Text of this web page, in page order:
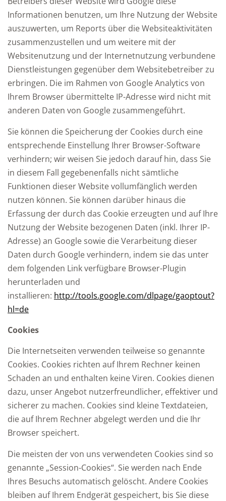
Informationen benutzen, um Ihre Nutzung der Website
auszuwerten, um Reports über die Websiteaktivitäten
zusammenzustellen und um weitere mit der
Websitenutzung und der Internetnutzung verbundene
Dienstleistungen gegenüber dem Websitebetreiber zu
erbringen. Die im Rahmen von Google Analytics von
Ihrem Browser übermittelte IP-Adresse wird nicht mit
anderen Daten von Google zusammengeführt.
Sie können die Speicherung der Cookies durch eine
entsprechende Einstellung Ihrer Browser-Software
verhindern; wir weisen Sie jedoch darauf hin, dass Sie
in diesem Fall gegebenenfalls nicht sämtliche
Funktionen dieser Website vollumfänglich werden
nutzen können. Sie können darüber hinaus die
Erfassung der durch das Cookie erzeugten und auf Ihre
Nutzung der Website bezogenen Daten (inkl. Ihrer IP-
Adresse) an Google sowie die Verarbeitung dieser
Daten durch Google verhindern, indem sie das unter
dem folgenden Link verfügbare Browser-Plugin
herunterladen und
installieren: http://tools.google.com/dlpage/gaoptout?
hl=de
Cookies
Die Internetseiten verwenden teilweise so genannte
Cookies. Cookies richten auf Ihrem Rechner keinen
Schaden an und enthalten keine Viren. Cookies dienen
dazu, unser Angebot nutzerfreundlicher, effektiver und
sicherer zu machen. Cookies sind kleine Textdateien,
die auf Ihrem Rechner abgelegt werden und die Ihr
Browser speichert.
Die meisten der von uns verwendeten Cookies sind so
genannte „Session-Cookies“. Sie werden nach Ende
Ihres Besuchs automatisch gelöscht. Andere Cookies
bleiben auf Ihrem Endgerät gespeichert, bis Sie diese